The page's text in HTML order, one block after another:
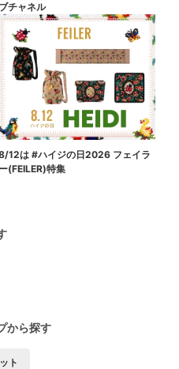
ブチャネル
12は #ハイジの日2026 フェイラ
ー(FEILER)特集
から探す
ト